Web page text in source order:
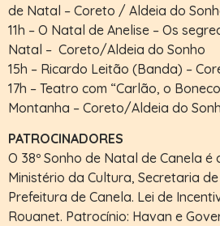
de Natal – Coreto / Aldeia do
11h – O Natal de Anelise – Os
Natal – Coreto/Aldeia do Sonho
15h – Ricardo Leitão (Banda) –
17h – Teatro com “Carlão, o
Montanha – Coreto/Aldeia do
PATROCINADORES
O 38º Sonho de Natal de Canela
Ministério da Cultura, Secretaria
Prefeitura de Canela. Lei de
Rouanet. Patrocínio: Havan e